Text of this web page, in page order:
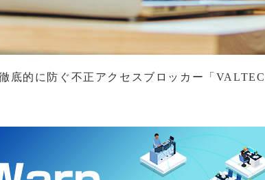
底的に防ぐ不正アクセスブロッカー「